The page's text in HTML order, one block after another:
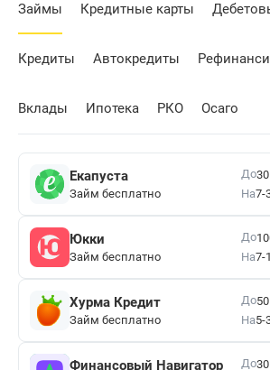
Займы Кредитные карты
Кредиты Автокредиты
Вклады Ипотека РКО Осаго
Екапуста
Займ бесплатно
До
На7-
Юкки
Займ бесплатно
До
На7-
Хурма Кредит
Займ бесплатно
До
На5-
Финансовый Навигатор До